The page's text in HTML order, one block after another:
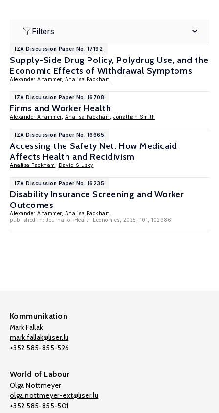
Filters
IZA Discussion Paper No. 17192
Supply-Side Drug Policy, Polydrug Use, and the
Economic Effects of Withdrawal Symptoms
Alexander Ahammer, Analisa Packham
IZA Discussion Paper No. 16708
Firms and Worker Health
Alexander Ahammer, Analisa Packham Jonathan Smith
IZA Discussion Paper No. 16665
Accessing the Safety Net: How Medicaid
Affects Health and Recidivism
Analisa Packham David Slusky
IZA Discussion Paper No. 16235
Disability Insurance Screening and Worker
Outcomes
Alexander Ahammer, Analisa Packham
published in: Journal of Health Economics, 2025, 101, 102986
Kommunikation
Mark Fallak
mark.fallak@liser.lu
+352 585-855-526
World of Labour
Olga Nottmeyer
olga.nottmeyer-ext@liser.lu
+352 585-855-501